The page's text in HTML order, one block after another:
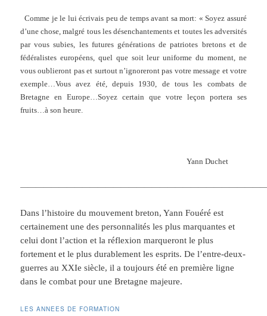
Comme je le lui écrivais peu de temps avant sa mort: « Soyez assuré
d’une chose, malgré tous les désenchantements et toutes les adversités
par vous subies, les futures générations de patriotes bretons et de
fédéralistes européens, quel que soit leur uniforme du moment, ne
vous oublieront pas et surtout n’ignoreront pas votre message et votre
exemple…Vous avez été, depuis 1930, de tous les combats de
Bretagne en Europe…Soyez certain que votre leçon portera ses
fruits…à son heure.
Yann Duchet
Dans l’histoire du mouvement breton, Yann Fouéré est
certainement une des personnalités les plus marquantes et
celui dont l’action et la réflexion marqueront le plus
fortement et le plus durablement les esprits. De l’entre-deux-
guerres au XXIe siècle, il a toujours été en première ligne
dans le combat pour une Bretagne majeure.
LES ANNEES DE FORMATION